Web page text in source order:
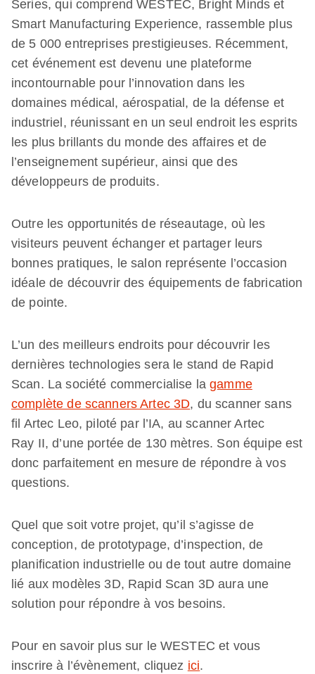
Series, qui comprend WESTEC, Bright Minds et
Smart Manufacturing Experience, rassemble plus
de 5 000 entreprises prestigieuses. Récemment,
cet événement est devenu une plateforme
incontournable pour l’innovation dans les
domaines médical, aérospatial, de la défense et
industriel, réunissant en un seul endroit les esprits
les plus brillants du monde des affaires et de
l’enseignement supérieur, ainsi que des
développeurs de produits.
Outre les opportunités de réseautage, où les
visiteurs peuvent échanger et partager leurs
bonnes pratiques, le salon représente l’occasion
idéale de découvrir des équipements de fabrication
de pointe.
L’un des meilleurs endroits pour découvrir les
dernières technologies sera le stand de Rapid
Scan. La société commercialise lagamme
complète de scanners Artec 3D, du scanner sans
fil Artec Leo, piloté par l’IA, au scanner Artec
Ray II, d’une portée de 130 mètres. Son équipe est
donc parfaitement en mesure de répondre à vos
questions.
Quel que soit votre projet, qu’il s’agisse de
conception, de prototypage, d’inspection, de
planification industrielle ou de tout autre domaine
lié aux modèles 3D, Rapid Scan 3D aura une
solution pour répondre à vos besoins.
Pour en savoir plus sur le WESTEC et vous
inscrire à l’évènement, cliquez ici.